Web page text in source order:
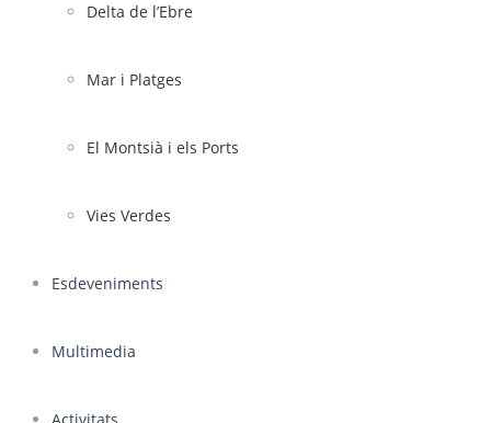
Delta de l’Ebre
Mar i Platges
El Montsià i els Ports
Vies Verdes
Esdeveniments
Multimedia